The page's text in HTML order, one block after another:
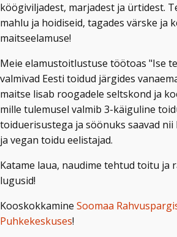
köögiviljadest, marjadest ja ürtidest.
mahlu ja hoidiseid, tagades värske ja
maitseelamuse!
Meie elamustoitlustuse töötoas "Ise
valmivad Eesti toidud järgides
maitse lisab roogadele seltskond ja
mille tulemusel valmib 3-käiguline
toiduerisustega ja söönuks saavad
ja vegan toidu eelistajad.
Katame laua, naudime tehtud toitu ja
lugusid!
Kooskokkamine Soomaa
Puhkekeskuses!